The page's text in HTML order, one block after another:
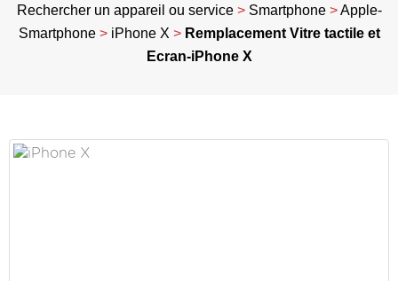
Rechercher un appareil ou service> Smartphone>Apple-
Smartphone> iPhone X > Remplacement Vitre tactile et
Ecran-iPhone X